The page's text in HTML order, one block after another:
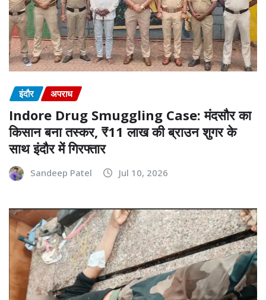
इंदौर अपराध
Indore Drug Smuggling Case: मंदसौर का
किसान बना तस्कर, ₹11 लाख की ब्राउन शुगर के
साथ इंदौर में गिरफ्तार
Sandeep Patel Jul 10, 2026